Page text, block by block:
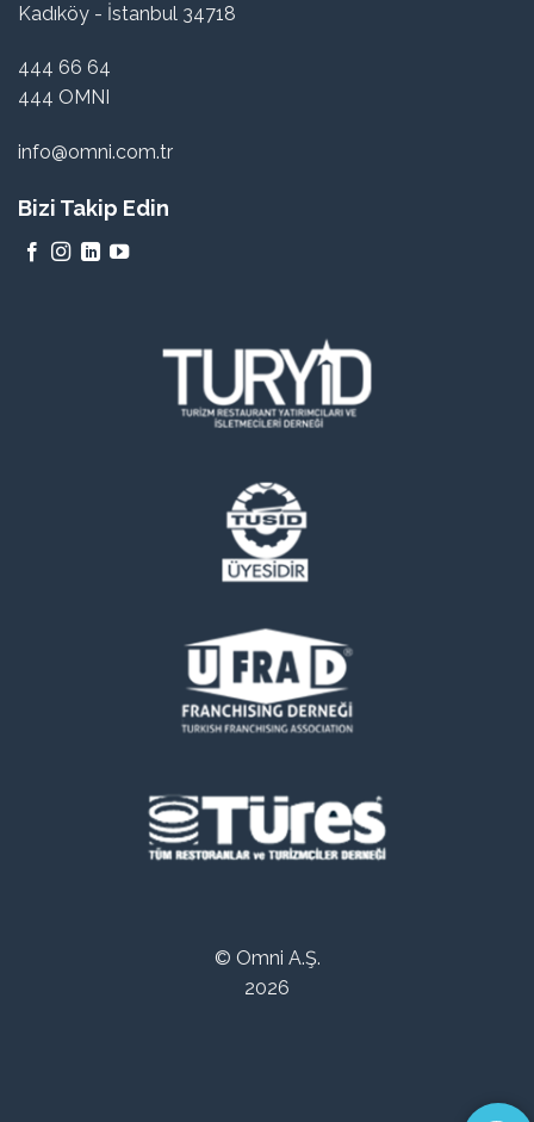
Kadıköy - İstanbul 34718
444 66 64
444 OMNI
info@omni.com.tr
Bizi Takip Edin
© Omni A.Ş.
2026